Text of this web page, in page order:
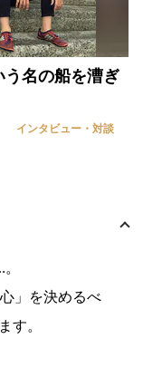
う名の船を漕ぎ
インタビュー・対談
」を決めるべ
す。